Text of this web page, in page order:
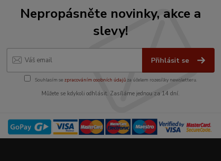
Nepropásněte novinky, akce a
slevy!
Přihlásit se
Souhlasím se zpracováním osobních údajůza účelem rozesílky newsletteru.
Můžete se kdykoli odhlásit. Zasíláme jednou za 14 dní.